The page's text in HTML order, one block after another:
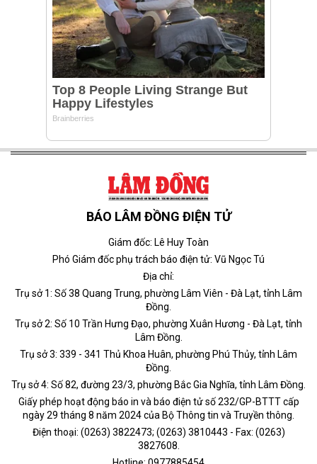
BÁO LÂM ĐỒNG ĐIỆN TỬ
Giám đốc: Lê Huy Toàn
Phó Giám đốc phụ trách báo điện tử: Vũ Ngọc Tú
Địa chỉ:
Trụ sở 1: Số 38 Quang Trung, phường Lâm Viên - Đà Lạt, tỉnh Lâm
Đồng.
Trụ sở 2: Số 10 Trần Hưng Đạo, phường Xuân Hương - Đà Lạt, tỉnh
Lâm Đồng.
Trụ sở 3: 339 - 341 Thủ Khoa Huân, phường Phú Thủy, tỉnh Lâm
Đồng.
Trụ sở 4: Số 82, đường 23/3, phường Bắc Gia Nghĩa, tỉnh Lâm Đồng.
Giấy phép hoạt động báo in và báo điện tử số 232/GP-BTTT cấp
ngày 29 tháng 8 năm 2024 của Bộ Thông tin và Truyền thông.
Điện thoại: (0263) 3822473; (0263) 3810443 - Fax: (0263)
3827608.